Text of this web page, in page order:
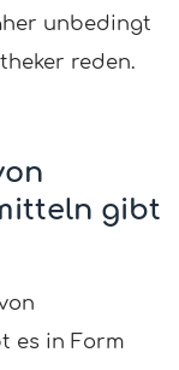
unbedingt
reden.
gibt
es in Form